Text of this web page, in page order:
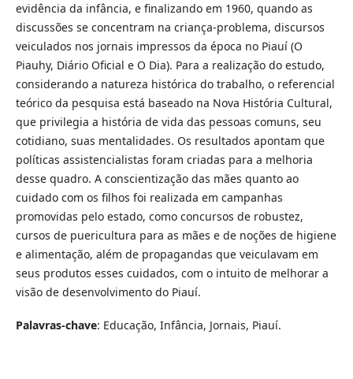
evidência da infância, e finalizando em 1960, quando as
discussões se concentram na criança-problema, discursos
veiculados nos jornais impressos da época no Piauí (O
Piauhy, Diário Oficial e O Dia). Para a realização do estudo,
considerando a natureza histórica do trabalho, o referencial
teórico da pesquisa está baseado na Nova História Cultural,
que privilegia a história de vida das pessoas comuns, seu
cotidiano, suas mentalidades. Os resultados apontam que
políticas assistencialistas foram criadas para a melhoria
desse quadro. A conscientização das mães quanto ao
cuidado com os filhos foi realizada em campanhas
promovidas pelo estado, como concursos de robustez,
cursos de puericultura para as mães e de noções de higiene
e alimentação, além de propagandas que veiculavam em
seus produtos esses cuidados, com o intuito de melhorar a
visão de desenvolvimento do Piauí.
Palavras-chave: Educação, Infância, Jornais, Piauí.